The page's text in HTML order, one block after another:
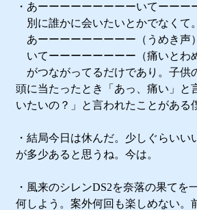
・あーーーーーーーーーいてーーー
別に誰かに会いたいとかでなくて。
あーーーーーーーーー（うめき声
いてーーーーーーーー（痛いとわ
がつながってるだけであり。子供
頭に当たったとき「あっ、痛い」と
いたいの？」と言われたことがある
・結局今日は休んだ。少しぐらい
が多少あると思うね。今は。
・風来のシレンDS2を奈落の果てを
何しよう。案外何回も楽しめない。